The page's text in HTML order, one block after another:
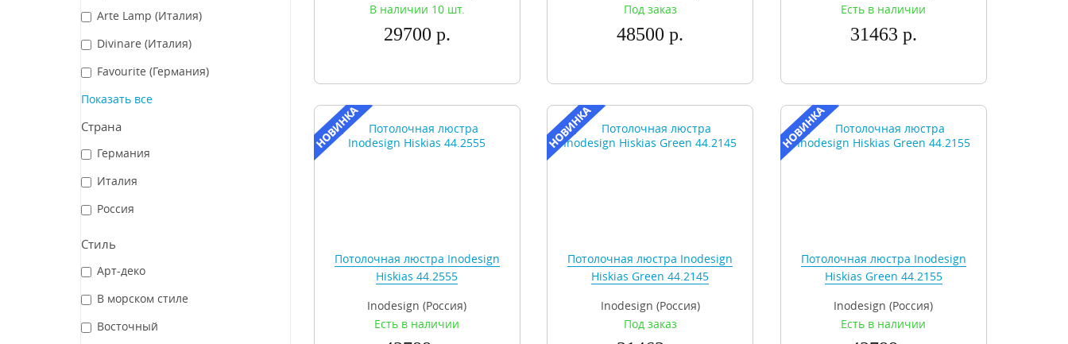
Arte Lamp (Италия)
Divinare (Италия)
Favourite (Германия)
Показать все
Страна
Германия
Италия
Россия
Стиль
Арт-деко
В морском стиле
Восточный
В наличии 10 шт.
29700 р.
Под заказ
48500 р.
Есть в наличии
31463 р.
Потолочная люстра Inodesign
Hiskias 44.2555
Inodesign (Россия)
Есть в наличии
Потолочная люстра Inodesign
Hiskias Green 44.2145
Inodesign (Россия)
Под заказ
Потолочная люстра Inodesign
Hiskias Green 44.2155
Inodesign (Россия)
Есть в наличии